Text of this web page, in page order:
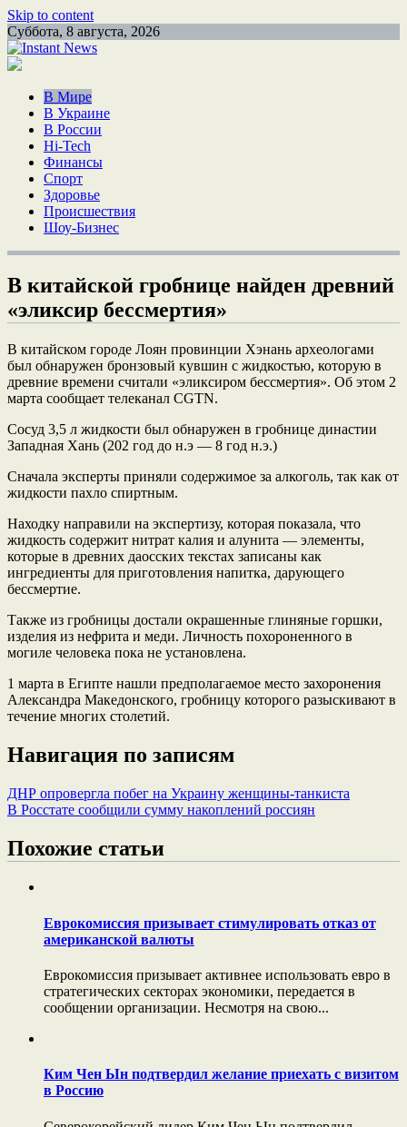
Skip to content
Суббота, 8 августа, 2026
В Мире
В Украине
В России
Hi-Tech
Финансы
Спорт
Здоровье
Происшествия
Шоу-Бизнес
В китайской гробнице найден древний
«эликсир бессмертия»
В китайском городе Лоян провинции Хэнань археологами
был обнаружен бронзовый кувшин с жидкостью, которую в
древние времени считали «эликсиром бессмертия». Об этом 2
марта сообщает телеканал CGTN.
Сосуд 3,5 л жидкости был обнаружен в гробнице династии
Западная Хань (202 год до н.э — 8 год н.э.)
Сначала эксперты приняли содержимое за алкоголь, так как от
жидкости пахло спиртным.
Находку направили на экспертизу, которая показала, что
жидкость содержит нитрат калия и алунита — элементы,
которые в древних даосских текстах записаны как
ингредиенты для приготовления напитка, дарующего
бессмертие.
Также из гробницы достали окрашенные глиняные горшки,
изделия из нефрита и меди. Личность похороненного в
могиле человека пока не установлена.
1 марта в Египте нашли предполагаемое место захоронения
Александра Македонского, гробницу которого разыскивают в
течение многих столетий.
Навигация по записям
ДНР опровергла побег на Украину женщины-танкиста
В Росстате сообщили сумму накоплений россиян
Похожие статьи
Еврокомиссия призывает стимулировать отказ от
американской валюты
Еврокомиссия призывает активнее использовать евро в
стратегических секторах экономики, передается в
сообщении организации. Несмотря на свою...
Ким Чен Ын подтвердил желание приехать с визитом
в Россию